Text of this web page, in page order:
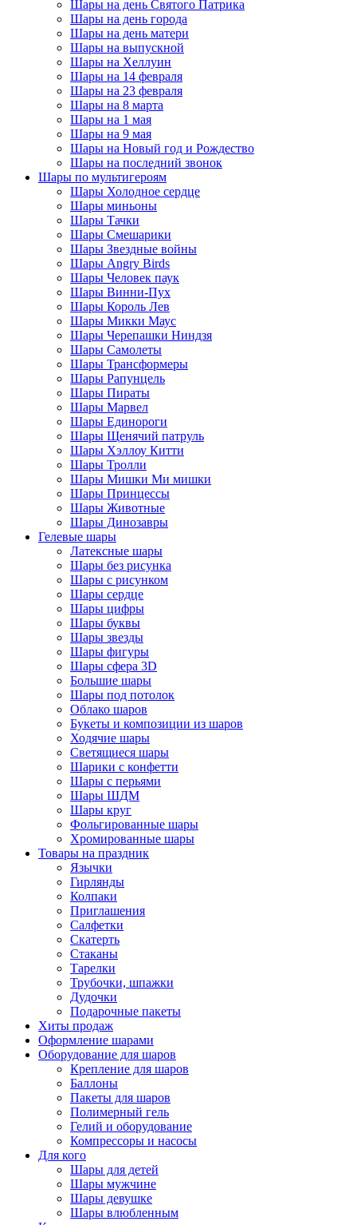
Шары на день Святого Патрика
Шары на день города
Шары на день матери
Шары на выпускной
Шары на Хеллуин
Шары на 14 февраля
Шары на 23 февраля
Шары на 8 марта
Шары на 1 мая
Шары на 9 мая
Шары на Новый год и Рождество
Шары на последний звонок
Шары по мультигероям
Шары Холодное сердце
Шары миньоны
Шары Тачки
Шары Смешарики
Шары Звездные войны
Шары Angry Birds
Шары Человек паук
Шары Винни-Пух
Шары Король Лев
Шары Микки Маус
Шары Черепашки Ниндзя
Шары Самолеты
Шары Трансформеры
Шары Рапунцель
Шары Пираты
Шары Марвел
Шары Единороги
Шары Щенячий патруль
Шары Хэллоу Китти
Шары Тролли
Шары Мишки Ми мишки
Шары Принцессы
Шары Животные
Шары Динозавры
Гелевые шары
Латексные шары
Шары без рисунка
Шары с рисунком
Шары сердце
Шары цифры
Шары буквы
Шары звезды
Шары фигуры
Шары сфера 3D
Большие шары
Шары под потолок
Облако шаров
Букеты и композиции из шаров
Ходячие шары
Светящиеся шары
Шарики с конфетти
Шары с перьями
Шары ШДМ
Шары круг
Фольгированные шары
Хромированные шары
Товары на праздник
Язычки
Гирлянды
Колпаки
Приглашения
Салфетки
Скатерть
Стаканы
Тарелки
Трубочки, шпажки
Дудочки
Подарочные пакеты
Хиты продаж
Оформление шарами
Оборудование для шаров
Крепление для шаров
Баллоны
Пакеты для шаров
Полимерный гель
Гелий и оборудование
Компрессоры и насосы
Для кого
Шары для детей
Шары мужчине
Шары девушке
Шары влюбленным